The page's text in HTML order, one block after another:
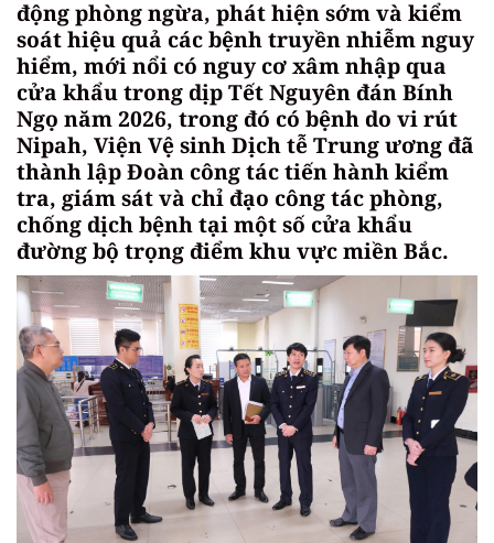
động phòng ngừa, phát hiện sớm và kiểm
soát hiệu quả các bệnh truyền nhiễm nguy
hiểm, mới nổi có nguy cơ xâm nhập qua
cửa khẩu trong dịp Tết Nguyên đán Bính
Ngọ năm 2026, trong đó có bệnh do vi rút
Nipah, Viện Vệ sinh Dịch tễ Trung ương đã
thành lập Đoàn công tác tiến hành kiểm
tra, giám sát và chỉ đạo công tác phòng,
chống dịch bệnh tại một số cửa khẩu
đường bộ trọng điểm khu vực miền Bắc.